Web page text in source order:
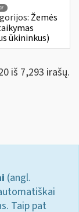
Žemės
ūkininkus)
iš 7,293 irašų.
(angl.
Taip pat